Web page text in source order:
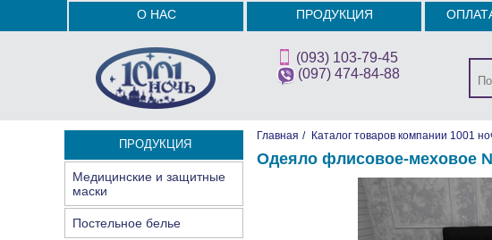
О НАС ПРОДУКЦИЯ
(093) 103-79-45
(097) 474-84-88
ПРОДУКЦИЯ
Медицинские и защитные
маски
Постельное белье
Главная / Каталог товаров компании 1001
Одеяло флисовое-меховое